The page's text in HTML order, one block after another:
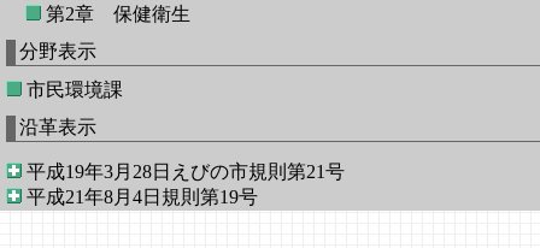
第2章 保健衛生
分野表示
市民環境課
沿革表示
平成19年3月28日えびの市規則第21号
平成21年8月4日規則第19号